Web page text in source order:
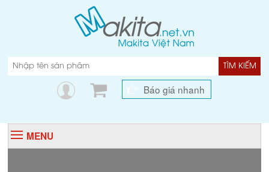
TÌM KIẾM
Báo giá nhanh
MENU